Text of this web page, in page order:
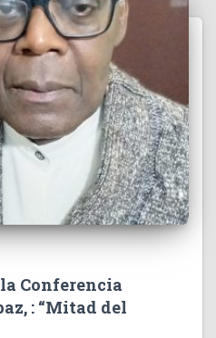
Conferencia
: “Mitad del